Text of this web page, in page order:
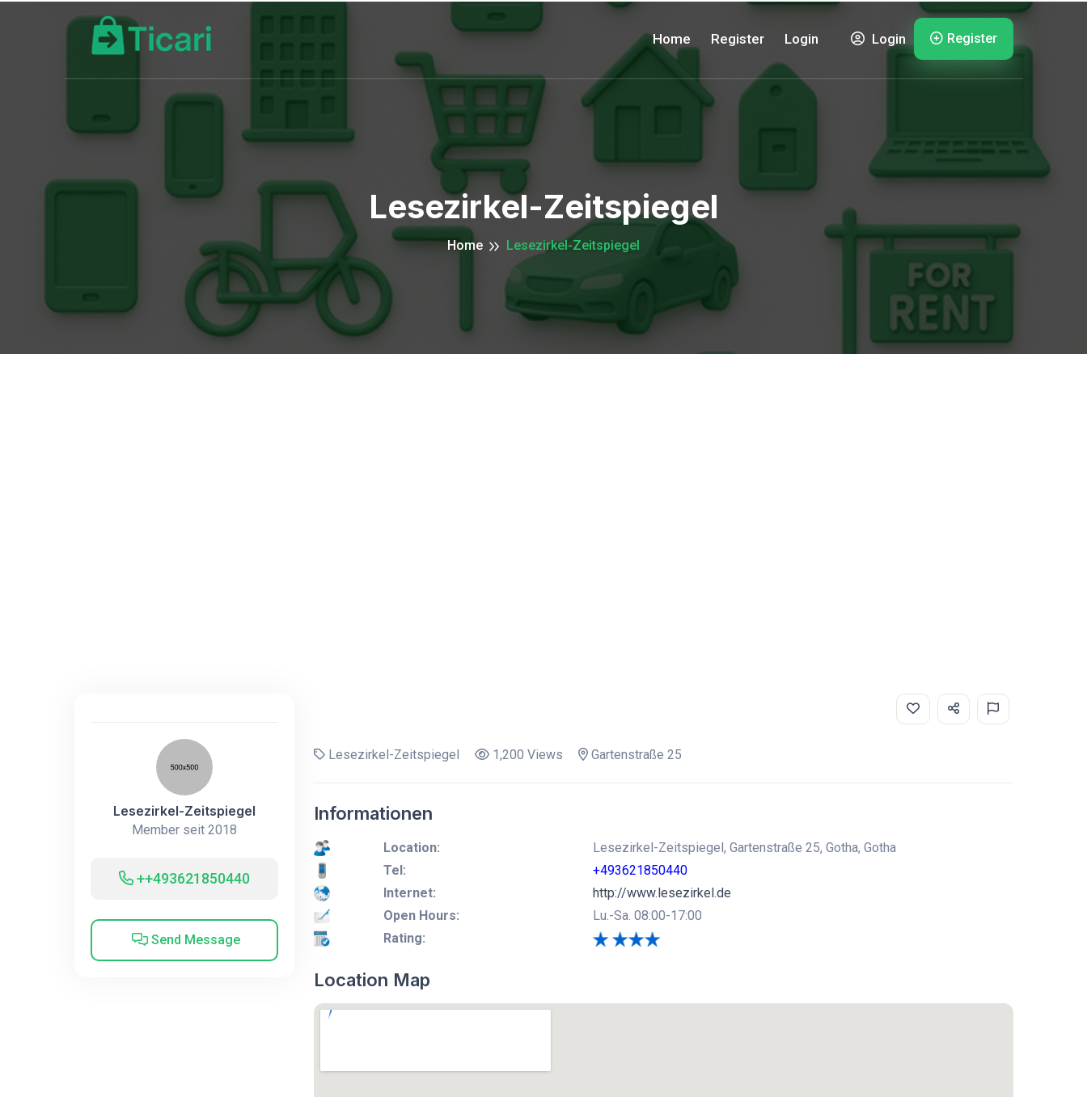
Home Register Login Login Register
Lesezirkel-Zeitspiegel
Home Lesezirkel-Zeitspiegel
Lesezirkel-Zeitspiegel
Member seit 2018
++493621850440
Send Message
Lesezirkel-Zeitspiegel 1,200 Views Gartenstraße 25
Informationen
Location:
Lesezirkel-Zeitspiegel, Gartenstraße 25, Gotha, Gotha
Tel:
+493621850440
Internet:
http://www.lesezirkel.de
Open Hours:
Lu.-Sa. 08:00-17:00
Rating:
Location Map